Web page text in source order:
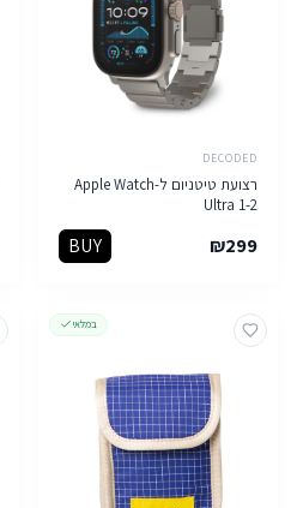
DECODED
רצועת טיטניום ל-Apple Watch
Ultra 1-2
₪299
BUY
במלאי